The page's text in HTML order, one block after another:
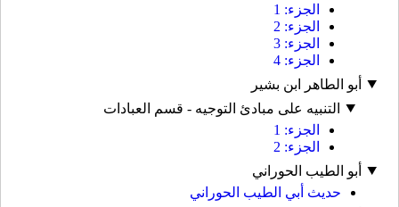
الجزء: 1
الجزء: 2
الجزء: 3
الجزء: 4
أبو الطاهر ابن بشير
التنبيه على مبادئ التوجيه - قسم العبادات
الجزء: 1
الجزء: 2
أبو الطيب الحوراني
حديث أبي الطيب الحوراني